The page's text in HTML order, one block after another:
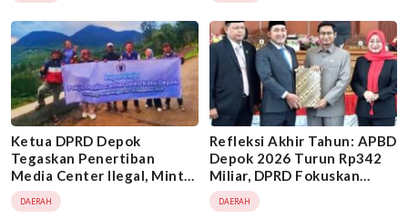
Ketua DPRD Depok
Tegaskan Penertiban
Media Center Ilegal, Minta
Oknum Wartawan Minta
Maaf atas Pencatutan Logo
DAERAH
Refleksi Akhir Tahun: APBD
Depok 2026 Turun Rp342
Miliar, DPRD Fokuskan
Anggaran untuk
Kebutuhan Dasar dan
DAERAH